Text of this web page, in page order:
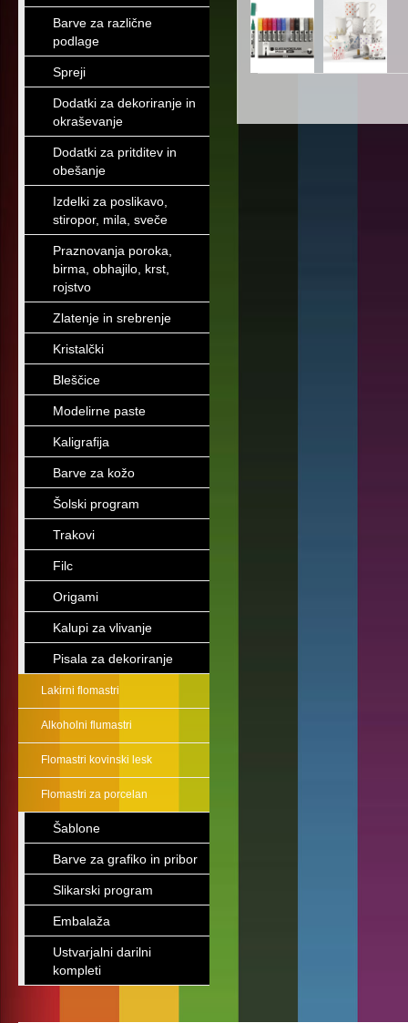
Barve za različne
podlage
Spreji
Dodatki za dekoriranje in
okraševanje
Dodatki za pritditev in
obešanje
Izdelki za poslikavo,
stiropor, mila, sveče
Praznovanja poroka,
birma, obhajilo, krst,
rojstvo
Zlatenje in srebrenje
Kristalčki
Bleščice
Modelirne paste
Kaligrafija
Barve za kožo
Šolski program
Trakovi
Filc
Origami
Kalupi za vlivanje
Pisala za dekoriranje
Lakirni flomastri
Alkoholni flumastri
Flomastri kovinski lesk
Flomastri za porcelan
Šablone
Barve za grafiko in pribor
Slikarski program
Embalaža
Ustvarjalni darilni
kompleti